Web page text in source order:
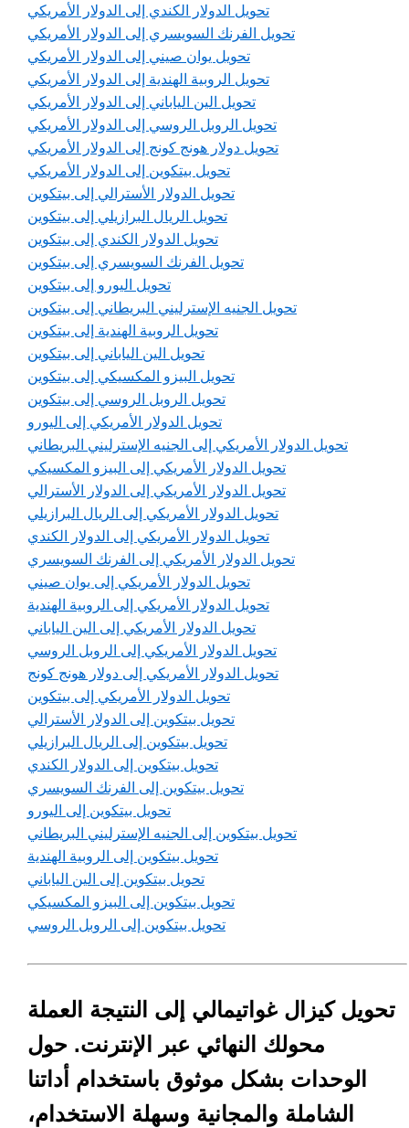
تحويل الدولار الكندي إلى الدولار الأمريكي
تحويل الفرنك السويسري إلى الدولار الأمريكي
تحويل يوان صيني إلى الدولار الأمريكي
تحويل الروبية الهندية إلى الدولار الأمريكي
تحويل الين الياباني إلى الدولار الأمريكي
تحويل الروبل الروسي إلى الدولار الأمريكي
تحويل دولار هونج كونج إلى الدولار الأمريكي
تحويل بيتكوين إلى الدولار الأمريكي
تحويل الدولار الأسترالي إلى بيتكوين
تحويل الريال البرازيلي إلى بيتكوين
تحويل الدولار الكندي إلى بيتكوين
تحويل الفرنك السويسري إلى بيتكوين
تحويل اليورو إلى بيتكوين
تحويل الجنيه الإسترليني البريطاني إلى بيتكوين
تحويل الروبية الهندية إلى بيتكوين
تحويل الين الياباني إلى بيتكوين
تحويل البيزو المكسيكي إلى بيتكوين
تحويل الروبل الروسي إلى بيتكوين
تحويل الدولار الأمريكي إلى اليورو
تحويل الدولار الأمريكي إلى الجنيه الإسترليني البريطاني
تحويل الدولار الأمريكي إلى البيزو المكسيكي
تحويل الدولار الأمريكي إلى الدولار الأسترالي
تحويل الدولار الأمريكي إلى الريال البرازيلي
تحويل الدولار الأمريكي إلى الدولار الكندي
تحويل الدولار الأمريكي إلى الفرنك السويسري
تحويل الدولار الأمريكي إلى يوان صيني
تحويل الدولار الأمريكي إلى الروبية الهندية
تحويل الدولار الأمريكي إلى الين الياباني
تحويل الدولار الأمريكي إلى الروبل الروسي
تحويل الدولار الأمريكي إلى دولار هونج كونج
تحويل الدولار الأمريكي إلى بيتكوين
تحويل بيتكوين إلى الدولار الأسترالي
تحويل بيتكوين إلى الريال البرازيلي
تحويل بيتكوين إلى الدولار الكندي
تحويل بيتكوين إلى الفرنك السويسري
تحويل بيتكوين إلى اليورو
تحويل بيتكوين إلى الجنيه الإسترليني البريطاني
تحويل بيتكوين إلى الروبية الهندية
تحويل بيتكوين إلى الين الياباني
تحويل بيتكوين إلى البيزو المكسيكي
تحويل بيتكوين إلى الروبل الروسي
تحويل كيزال غواتيمالي إلى النتيجة العملة
محولك النهائي عبر الإنترنت. حول
الوحدات بشكل موثوق باستخدام أداتنا
الشاملة والمجانية وسهلة الاستخدام،